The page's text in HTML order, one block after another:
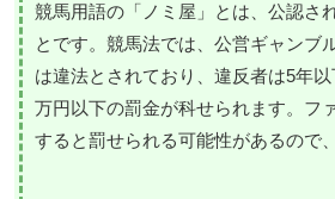
競馬用語の「ノミ屋」とは、公認さ
とです。競馬法では、公営ギャンブ
は違法とされており、違反者は5年
万円以下の罰金が科せられます。フ
すると罰せられる可能性があるので